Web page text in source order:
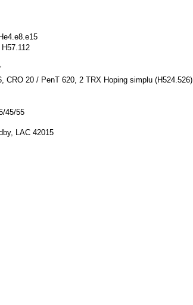
CRO 20 / PenT 620, 2 TRX Hoping simplu (H524.526)
45/55
LAC 42015